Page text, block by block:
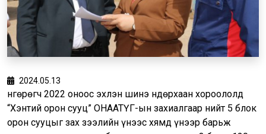
2024.05.13
Өнгөрөгч 2022 оноос эхлэн шинэ Өндөрхаан хороололд
“Хэнтий орон сууц” ОНӨААТҮГ-ын захиалгаар нийт 5 блок
орон сууцыг зах зээлийн үнээс хямд үнээр барьж